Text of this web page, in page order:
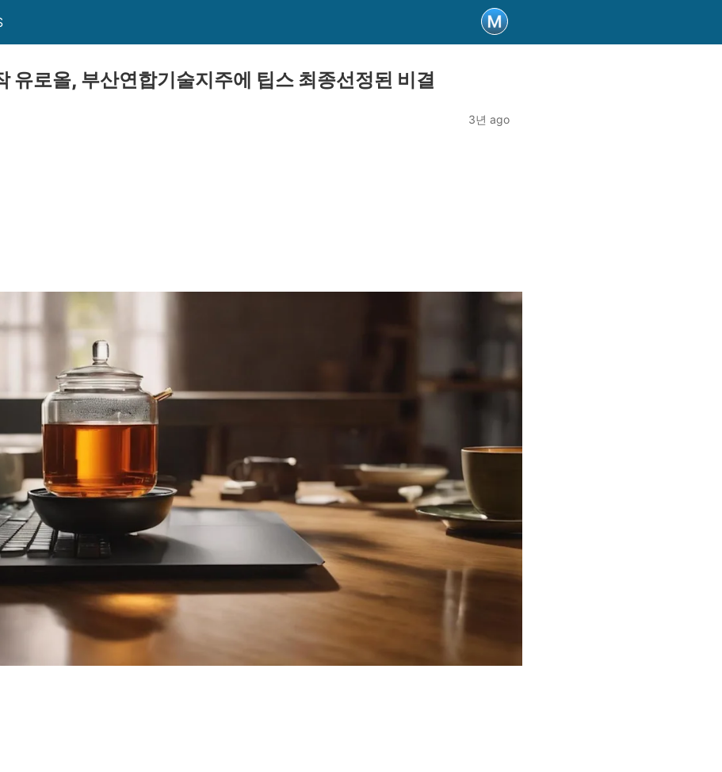
유로올, 부산연합기술지주에 팁스 최종선정된 비결
3년 ago